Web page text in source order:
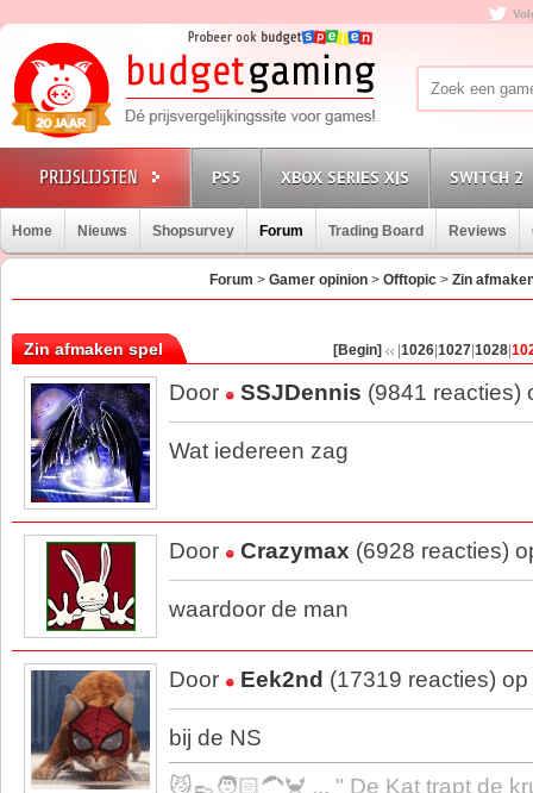
PS5 XBOX SERIES X|S SWITCH 2
Home Nieuws Shopsurvey Forum Trading Board Reviews
Forum >Gamer opinion >Offtopic >Zin
Zin afmaken spel [Begin] 1026 1027 1028
Door SSJDennis (9841 reacties)
Wat iedereen zag
Door Crazymax (6928 reacties)
waardoor de man
Door Eek2nd (17319 reacties)
bij de NS
😼👞🧑🏻‍🦱🦀 ... " De Kat trapt de